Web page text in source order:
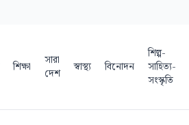
শিক্ষা
সারা
দেশ
স্বাস্থ্য বিনোদন
শিল্প-
সাহিত্য-
সংস্কৃতি